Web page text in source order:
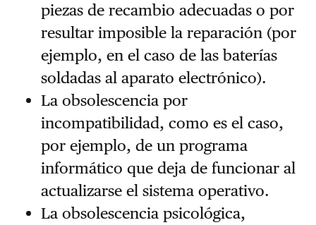
piezas de recambio adecuadas o por
resultar imposible la reparación (por
ejemplo, en el caso de las baterías
soldadas al aparato electrónico).
La obsolescencia por
incompatibilidad, como es el caso,
por ejemplo, de un programa
informático que deja de funcionar al
actualizarse el sistema operativo.
La obsolescencia psicológica,